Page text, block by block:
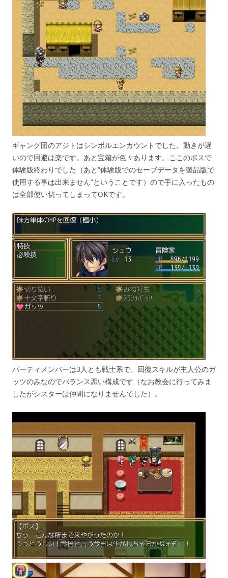
ギャング団のアジトはシンボルエンカウントでした。動きが遅
いので回避は楽です。あと宝箱が色々あります。ここのボスで
体験版終わりでした（あと”体験版でのセーブデータを製品版で
使用する事は出来ません”ということです）ので手に入ったもの
は全部使い切ってしまってOKです。
パーティメンバーは3人とも戦士系で、回復スキルが主人公のガ
ッツのみなのでバランス悪い構成です（なお教会に行ってみま
したがシスターは仲間になりませんでした）。